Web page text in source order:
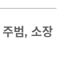
범, 소장